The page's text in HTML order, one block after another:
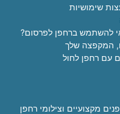
שימושיות
להשתמש ברחפן לפרסום?
המקפצה שלך
עם רחפן לחול